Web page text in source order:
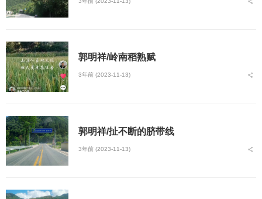
郭明祥/岭南稻熟赋
3年前 (2023-11-13)
郭明祥/扯不断的脐带线
3年前 (2023-11-13)